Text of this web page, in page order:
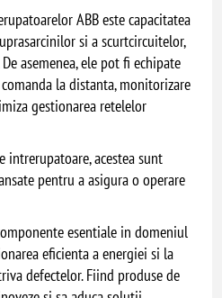
ABB este capacitatea
si a scurtcircuitelor,
asemenea, ele pot fi echipate
la distanta, monitorizare
gestionarea retelelor
intrerupatoare, acestea sunt
pentru a asigura o operare
esentiale in domeniul
eficienta a energiei si la
defectelor. Fiind produse de